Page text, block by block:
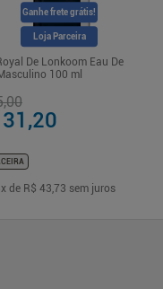
Ganhe frete grátis!
Loja Parceira
De Lonkoom Eau De
100 ml
x de R$ 43,73 sem juros